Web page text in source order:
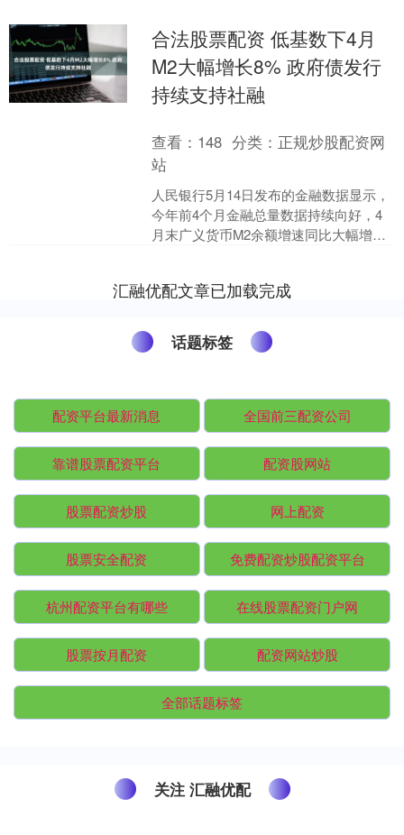
合法股票配资 低基数下4月
M2大幅增长8% 政府债发行
持续支持社融
查看： 148 分类： 正规炒股配资网
站
人民银行5月14日发布的金融数据显示，
今年前4个月金融总量数据持续向好，4
月末广义货币M2余额增速同比大幅增长
汇融优配文章已加载完成
话题标签
配资平台最新消息 全国前三配资公司
靠谱股票配资平台 配资股网站
股票配资炒股 网上配资
股票安全配资 免费配资炒股配资平台
杭州配资平台有哪些 在线股票配资门户网
股票按月配资 配资网站炒股
全部话题标签
关注 汇融优配